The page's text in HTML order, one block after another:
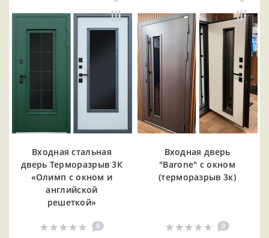
Входная cтальная
дверь Терморазрыв 3К
«Олимп с окном и
английской
решеткой»
0
Входная дверь
"Barone" с окном
(терморазрыв 3к)
0